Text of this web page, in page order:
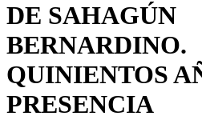
DE SAHAGÚN
BERNARDINO.
QUINIENTOS
PRESENCIA